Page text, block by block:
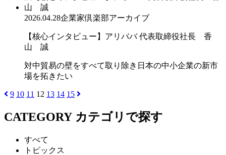
2026.04.28企業家倶楽部アーカイブ
【核心インタビュー】アリババ 代表取締役社長 香
山 誠
対中貿易の壁をすべて取り除き日本の中小企業の新市
場を拓きたい
9 10 11 12 13 14 15
CATEGORY カテゴリで探す
すべて
トピックス